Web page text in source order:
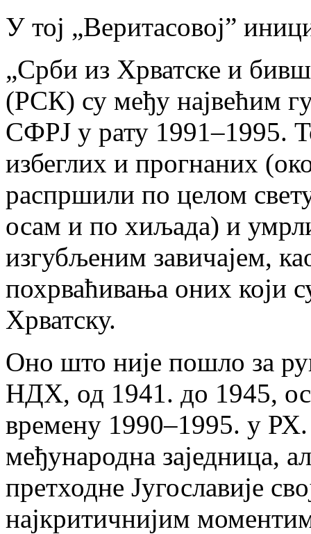
У тој „Веритасовој”
„Срби из Хрватске и
(РСК) су међу највећим
СФРЈ у рату 1991–1995.
избеглих и прогнаних
распршили по целом
осам и по хиљада) и
изгубљеним завичајем,
похрваћивања оних који
Хрватску.
Оно што није пошло за
НДХ, од 1941. до 1945,
времену 1990–1995. у
међународна заједница,
претходне Југославије
најкритичнијим